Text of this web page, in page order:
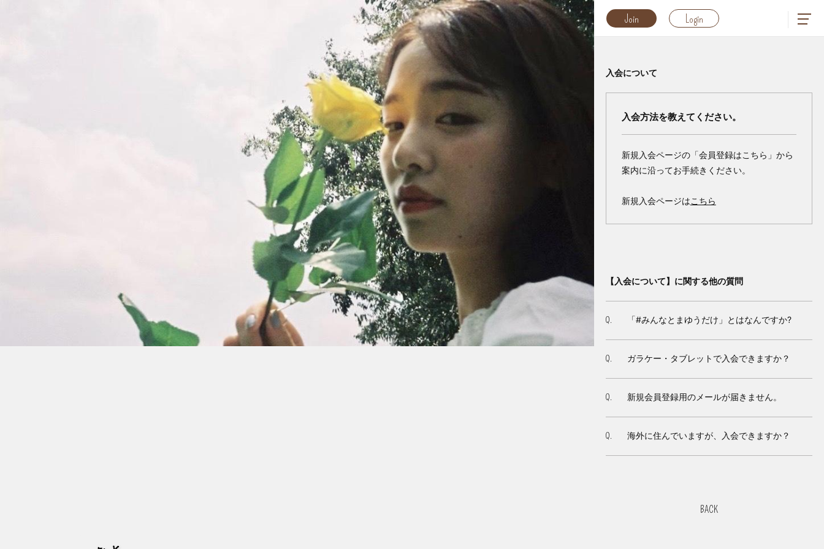
Join Login
入会について
入会方法を教えてください。
新規入会ページの「会員登録はこちら」から
案内に沿ってお手続きください。
新規入会ページはこちら
【入会について】に関する他の質問
Q. 「#みんなとまゆうだけ」とはなんですか?
Q. ガラケー・タブレットで入会できますか？
Q. 新規会員登録用のメールが届きません。
Q. 海外に住んでいますが、入会できますか？
BACK